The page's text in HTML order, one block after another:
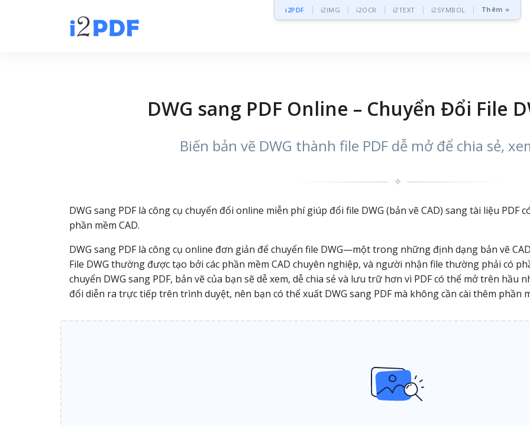
i2PDF i2IMG i2OCR i2TEXT i2SYMBOL Thêm »
DWG sang PDF Online – Chuyển Đổi File
Biến bản vẽ DWG thành file PDF dễ mở để chia sẻ,
✧
DWG sang PDF là công cụ chuyển đổi online miễn phí giúp đổi file DWG (bản vẽ CAD) sang tài liệu
phần mềm CAD.
DWG sang PDF là công cụ online đơn giản để chuyển file DWG—một trong những định dạng bản vẽ
File DWG thường được tạo bởi các phần mềm CAD chuyên nghiệp, và người nhận file thường phải có
chuyển DWG sang PDF, bản vẽ của bạn sẽ dễ xem, dễ chia sẻ và lưu trữ hơn vì PDF có thể mở trên hầu
đổi diễn ra trực tiếp trên trình duyệt, nên bạn có thể xuất DWG sang PDF mà không cần cài thêm phần